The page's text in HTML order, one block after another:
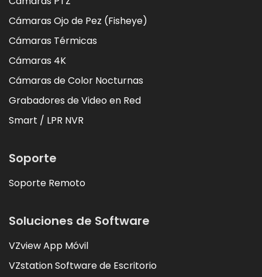
Cámaras Ojo de Pez (Fisheye)
Cámaras Térmicas
Cámaras 4K
Cámaras de Color Nocturnas
Grabadores de Video en Red
Smart / LPR NVR
Soporte
Soporte Remoto
Soluciones de Software
VZview App Móvil
VZstation Software de Escritorio